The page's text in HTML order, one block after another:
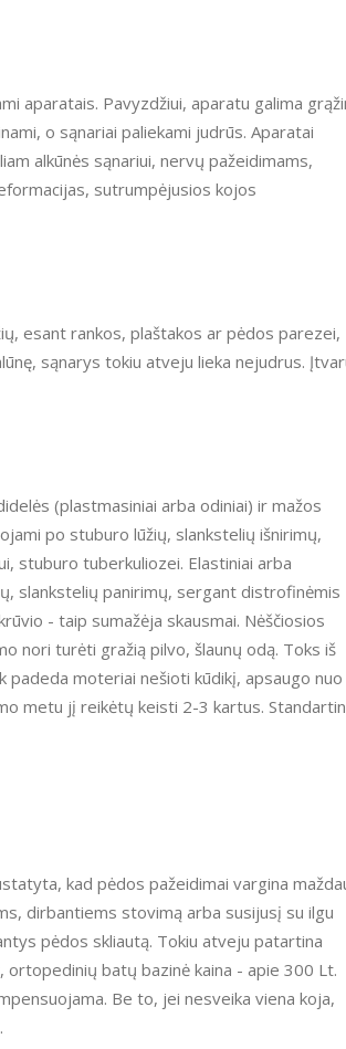
aparatais. Pavyzdžiui, aparatu galima
o sąnariai paliekami judrūs. Aparatai
alkūnės sąnariui, nervų pažeidimams,
sutrumpėjusios kojos
esant rankos, plaštakos ar pėdos parezei,
sąnarys tokiu atveju lieka nejudrus.
(plastmasiniai arba odiniai) ir mažos
po stuburo lūžių, slankstelių išnirimų,
stuburo tuberkuliozei. Elastiniai arba
slankstelių panirimų, sergant distrofinėmis
- taip sumažėja skausmai. Nėščiosios
nori turėti gražią pilvo, šlaunų odą. Toks iš
moteriai nešioti kūdikį, apsaugo nuo
metu jį reikėtų keisti 2-3 kartus.
kad pėdos pažeidimai vargina
dirbantiems stovimą arba susijusį su ilgu
pėdos skliautą. Tokiu atveju patartina
batų bazinė kaina - apie 300 Lt.
Be to, jei nesveika viena koja,